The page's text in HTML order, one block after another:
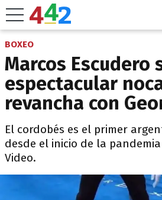
BOXEO
Marcos Escudero
espectacular
revancha con
El cordobés es el primer
desde el inicio de la
Video.